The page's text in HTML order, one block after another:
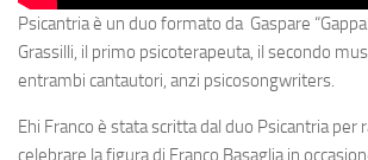
Psicantriaè un duo formato da Gaspare
Grassilli, il primo psicoterapeuta, il secondo
entrambi cantautori, anzi psicosongwriters.
Ehi Franco è stata scritta dal duo Psicantriaper
celebrare la figura di Franco Basagliain